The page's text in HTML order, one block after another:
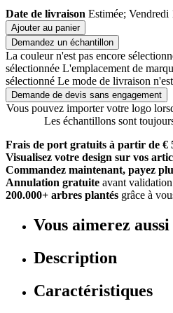
Date de livraison Estimée;
Ajouter au panier
Demandez un échantillon
La couleur n'est pas encore
sélectionnée L'emplacement de
sélectionné Le mode de livraison
Demande de devis sans engagement
Vous pouvez importer votre logo
Les échantillons sont
Frais de port gratuits à partir de €
Visualisez votre design sur vos
Commandez maintenant, payez
Annulation gratuite avant
200.000+ arbres plantés grâce à
Vous aimerez aussi
Description
Caractéristiques